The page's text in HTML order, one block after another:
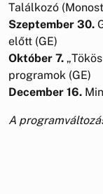
Találkozó
Szeptember 30.
előtt (GE)
Október 7.
programok (GE)
December 16.
A